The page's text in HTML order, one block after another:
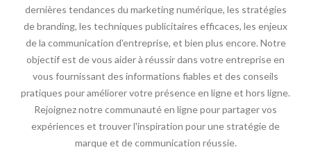
dernières tendances du marketing numérique, les stratégies
de branding, les techniques publicitaires efficaces, les enjeux
de la communication d'entreprise, et bien plus encore. Notre
objectif est de vous aider à réussir dans votre entreprise en
vous fournissant des informations fiables et des conseils
pratiques pour améliorer votre présence en ligne et hors ligne.
Rejoignez notre communauté en ligne pour partager vos
expériences et trouver l'inspiration pour une stratégie de
marque et de communication réussie.